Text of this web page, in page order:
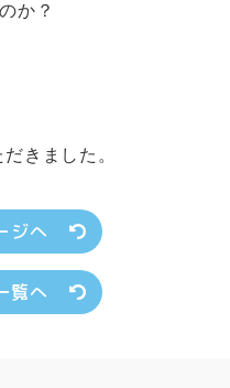
か？
きました。
ジへ
覧へ